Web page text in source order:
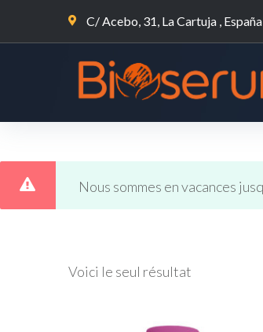
C/ Acebo, 31, La Cartuja , España
Nous sommes en vacances
Voici le seul résultat